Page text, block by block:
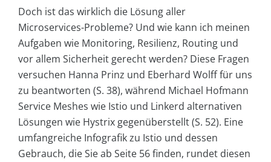
Doch ist das wirklich die Lösung aller
Microservices-Probleme? Und wie kann ich meinen
Aufgaben wie Monitoring, Resilienz, Routing und
vor allem Sicherheit gerecht werden? Diese Fragen
versuchen Hanna Prinz und Eberhard Wolff für uns
zu beantworten (S. 38), während Michael Hofmann
Service Meshes wie Istio und Linkerd alternativen
Lösungen wie Hystrix gegenüberstellt (S. 52). Eine
umfangreiche Infografik zu Istio und dessen
Gebrauch, die Sie ab Seite 56 finden, rundet diesen